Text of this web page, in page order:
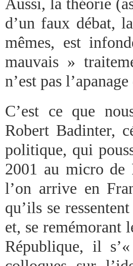
Aussi, la théorie
d’un faux débat,
mêmes, est
mauvais »
n’est pas
C’est ce que
Robert Badinter,
politique, qui
2001 au micro de
l’on arrive en
qu’ils se
et, se remémorant
République, il